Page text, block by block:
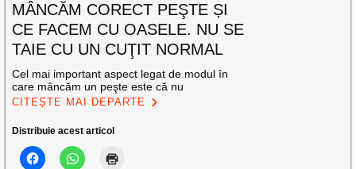
MÂNCĂM CORECT PEŞTE ȘI
CE FACEM CU OASELE. NU SE
TAIE CU UN CUŢIT NORMAL
Cel mai important aspect legat de modul în
care mâncăm un peşte este că nu
CITEȘTE MAI DEPARTE
Distribuie acest articol